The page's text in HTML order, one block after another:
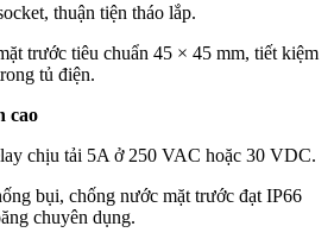
thuận tiện tháo lắp.
trước tiêu chuẩn 45 × 45 mm, tiết kiệm
tủ điện.
cao
chịu tải 5A ở 250 VAC hoặc 30 VDC.
bụi, chống nước mặt trước đạt IP66
chuyên dụng.